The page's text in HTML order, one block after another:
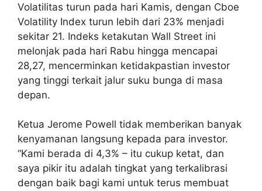
Volatilitas turun pada hari Kamis, dengan Cboe
Volatility Index turun lebih dari 23% menjadi
sekitar 21. Indeks ketakutan Wall Street ini
melonjak pada hari Rabu hingga mencapai
28,27, mencerminkan ketidakpastian investor
yang tinggi terkait jalur suku bunga di masa
depan.
Ketua Jerome Powell tidak memberikan banyak
kenyamanan langsung kepada para investor.
“Kami berada di 4,3% – itu cukup ketat, dan
saya pikir itu adalah tingkat yang terkalibrasi
dengan baik bagi kami untuk terus membuat